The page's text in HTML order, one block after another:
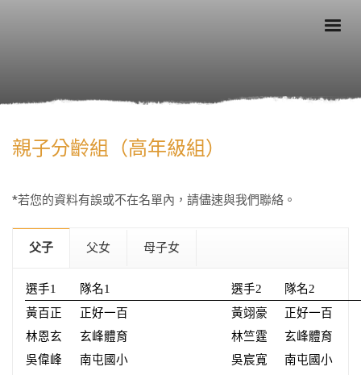
親子分齡組（高年級組）
*若您的資料有誤或不在名單內，請儘速與我們聯絡。
父子 父女 母子女
選手1 隊名1 選手2
隊名2
黃百正
正好一百 黃翊豪
正好一百
林恩玄
玄峰體育 林竺霆
玄峰體育
吳偉峰
南屯國小 吳宸寬
南屯國小